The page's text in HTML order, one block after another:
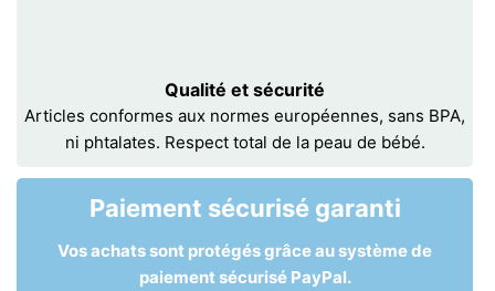
Qualité et sécurité
Articles conformes aux normes européennes, sans BPA,
ni phtalates. Respect total de la peau de bébé.
Paiement sécurisé garanti
Vos achats sont protégés grâce au système de
paiement sécurisé PayPal.